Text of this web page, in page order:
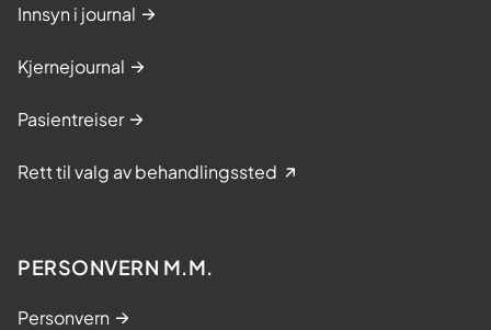
Innsyn i journal
Kjernejournal
Pasientreiser
Rett til valg av behandlingssted
PERSONVERN M.M.
Personvern